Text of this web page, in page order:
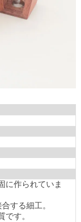
に作られていま
する細工。
です。